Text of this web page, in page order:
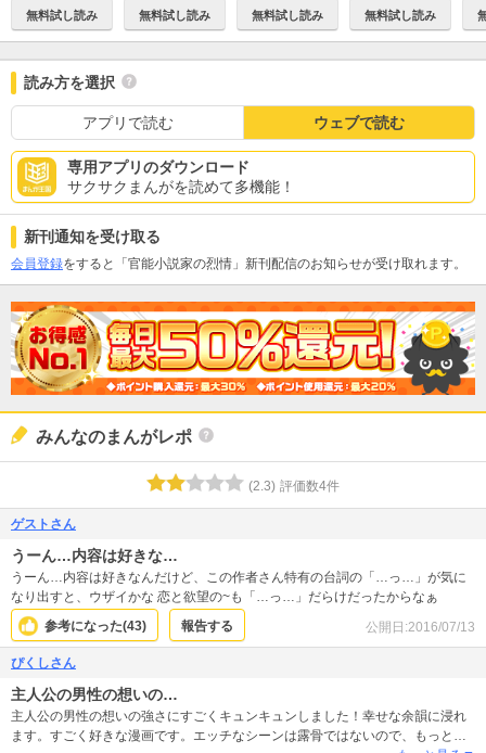
無料試し読み 無料試し読み 無料試し読み 無料試し読み
読み方を選択
アプリで読む ウェブで読む
専用アプリのダウンロード
サクサクまんがを読めて多機能！
新刊通知を受け取る
会員登録をすると「官能小説家の烈情」新刊配信のお知らせが受け取れます。
みんなのまんがレポ
(2.3) 評価数4件
ゲストさん
うーん…内容は好きな…
うーん…内容は好きなんだけど、この作者さん特有の台詞の「…っ…」が気に
なり出すと、ウザイかな 恋と欲望の~も「…っ…」だらけだったからなぁ
参考になった(43) 報告する 公開日:2016/07/13
ぴくしさん
主人公の男性の想いの…
主人公の男性の想いの強さにすごくキュンキュンしました！幸せな余韻に浸れ
ます。すごく好きな漫画です。エッチなシーンは露骨ではないので、もっとリ